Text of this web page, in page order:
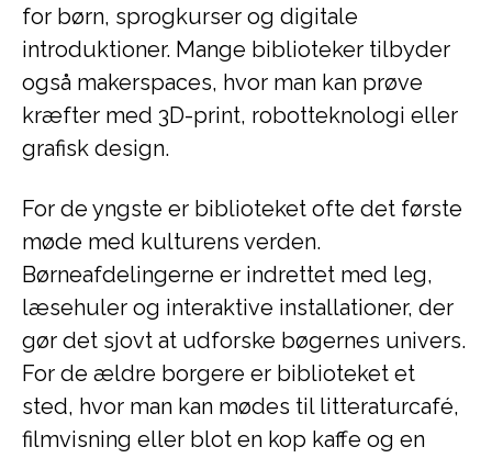
for børn, sprogkurser og digitale
introduktioner. Mange biblioteker tilbyder
også makerspaces, hvor man kan prøve
kræfter med 3D-print, robotteknologi eller
grafisk design.
For de yngste er biblioteket ofte det første
møde med kulturens verden.
Børneafdelingerne er indrettet med leg,
læsehuler og interaktive installationer, der
gør det sjovt at udforske bøgernes univers.
For de ældre borgere er biblioteket et
sted, hvor man kan mødes til litteraturcafé,
filmvisning eller blot en kop kaffe og en